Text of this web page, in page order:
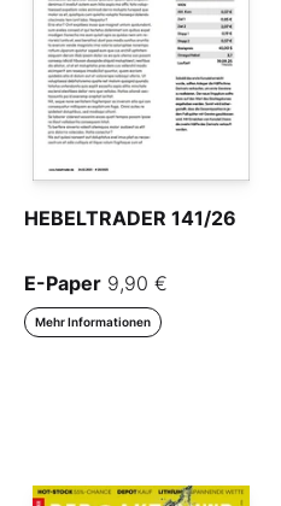
HEBELTRADER 141/26
E-Paper 9,90 €
Mehr Informationen